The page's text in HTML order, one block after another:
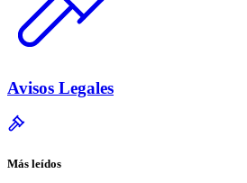
Avisos Legales
Más leídos